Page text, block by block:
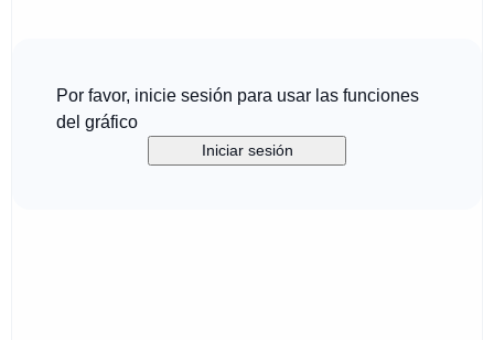
Por favor, inicie sesión para usar las funciones
del gráfico
Iniciar sesión